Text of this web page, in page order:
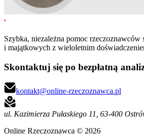
Szybka, niezależna pomoc rzeczoznawców
i majątkowych z wieloletnim
Skontaktuj się po bezpłatną
kontakt@online-rzeczoznawca.pl
ul. Kazimierza Pułaskiego 11 63-400
Online Rzeczoznawca © 2026